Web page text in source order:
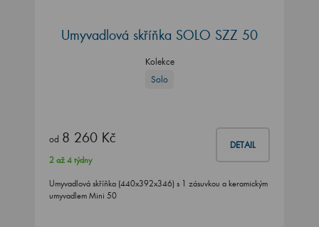
Umyvadlová skříňka SOLO SZZ 50
Kolekce
Solo
od 8 260 Kč DETAIL
2 až 4 týdny
Umyvadlová skříňka (440x392x346) s 1 zásuvkou a keramickým
umyvadlem Mini 50